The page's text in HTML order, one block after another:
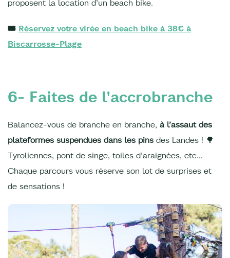
proposent la location d’un beach bike.
🎟️ Réservez votre virée en beach bike à 38€ à
Biscarrosse-Plage
6- Faites de l'accrobranche
Balancez-vous de branche en branche, à l’assaut des
plateformes suspendues dans les pins des Landes ! 🌳
Tyroliennes, pont de singe, toiles d’araignées, etc…
Chaque parcours vous réserve son lot de surprises et
de sensations !